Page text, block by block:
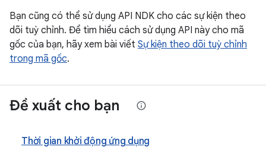
Bạn cũng có thể sử dụng API NDK cho các sự kiện theo
dõi tuỳ chỉnh. Để tìm hiểu cách sử dụng API này cho mã
gốc của bạn, hãy xem bài viết Sự kiện theo dõi tuỳ chỉnh
trong mã gốc.
Đề xuất cho bạn
Thời gian khởi động ứng dụng